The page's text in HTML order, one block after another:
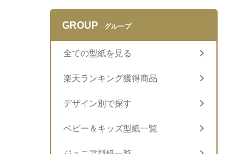
GROUP グループ
全ての型紙を見る
楽天ランキング獲得商品
デザイン別で探す
ベビー＆キッズ型紙一覧